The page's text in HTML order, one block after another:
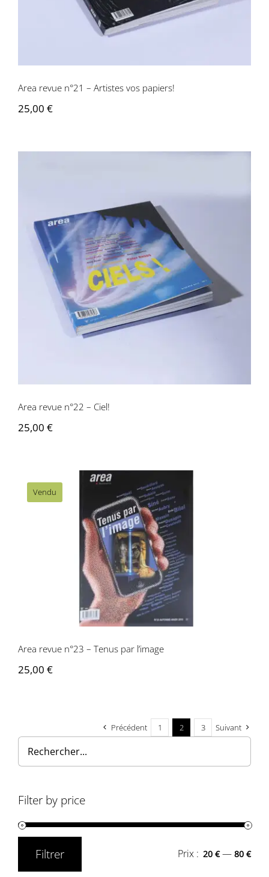
Area revue n°21 – Artistes vos papiers!
25,00 €
Area revue n°22 – Ciel!
Area revue n°22 – Ciel!
25,00 €
Vendu
Area revue n°23 – Tenus par l’image
Area revue n°23 – Tenus par l’image
25,00 €
Précédent 1 2 3 Suivant
Filter by price
Filtrer Prix : 20 €—80 €